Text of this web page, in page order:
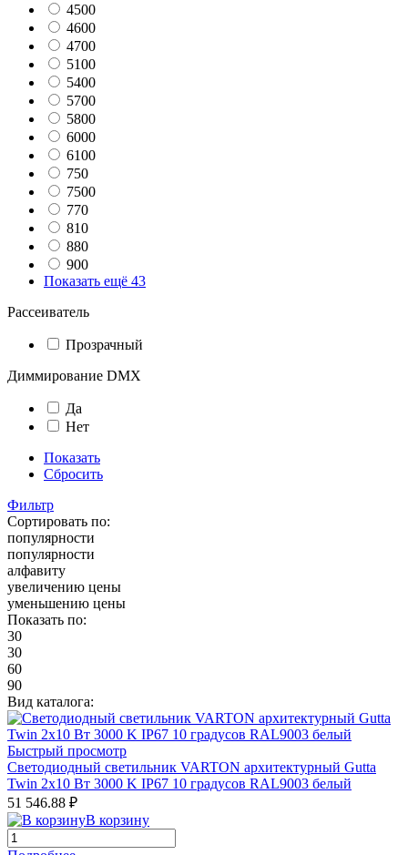
4500
4600
4700
5100
5400
5700
5800
6000
6100
750
7500
770
810
880
900
Показать ещё 43
Рассеиватель
Прозрачный
Диммирование DMX
Да
Нет
Показать
Сбросить
Фильтр
Сортировать по:
популярности
популярности
алфавиту
увеличению цены
уменьшению цены
Показать по:
30
30
60
90
Вид каталога:
Быстрый просмотр
Светодиодный светильник VARTON архитектурный Gutta
Twin 2x10 Вт 3000 K IP67 10 градусов RAL9003 белый
51 546.88 ₽
В корзину